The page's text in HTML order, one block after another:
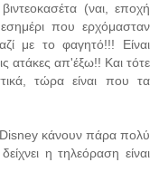
(ναι, εποχή
που ερχόμασταν
με το φαγητό!!! Είναι
ατάκες απ'έξω!! Και τότε
τώρα είναι που τα
Disney κάνουν πάρα πολύ
η τηλεόραση είναι